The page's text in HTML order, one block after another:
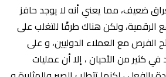
ضعيف، مما يعني أنه لا يوجد حافز
الرقمية، ولكن هناك طرقًا للتغلب على
الفرص مع العملاء الدوليين، و على
كثير من الأحيان ، إلا أن عمليات